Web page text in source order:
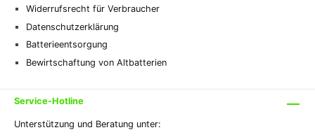
Widerrufsrecht für Verbraucher
Datenschutzerklärung
Batterieentsorgung
Bewirtschaftung von Altbatterien
Service-Hotline
Unterstützung und Beratung unter: